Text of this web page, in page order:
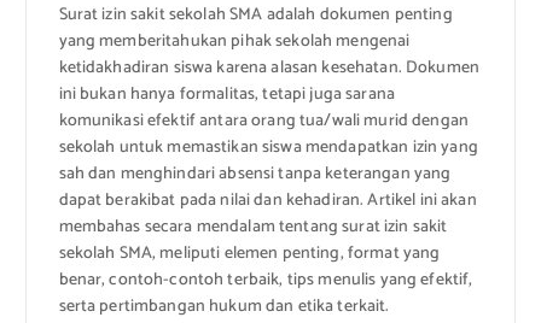
Surat izin sakit sekolah SMA adalah dokumen penting
yang memberitahukan pihak sekolah mengenai
ketidakhadiran siswa karena alasan kesehatan. Dokumen
ini bukan hanya formalitas, tetapi juga sarana
komunikasi efektif antara orang tua/wali murid dengan
sekolah untuk memastikan siswa mendapatkan izin yang
sah dan menghindari absensi tanpa keterangan yang
dapat berakibat pada nilai dan kehadiran. Artikel ini akan
membahas secara mendalam tentang surat izin sakit
sekolah SMA, meliputi elemen penting, format yang
benar, contoh-contoh terbaik, tips menulis yang efektif,
serta pertimbangan hukum dan etika terkait.